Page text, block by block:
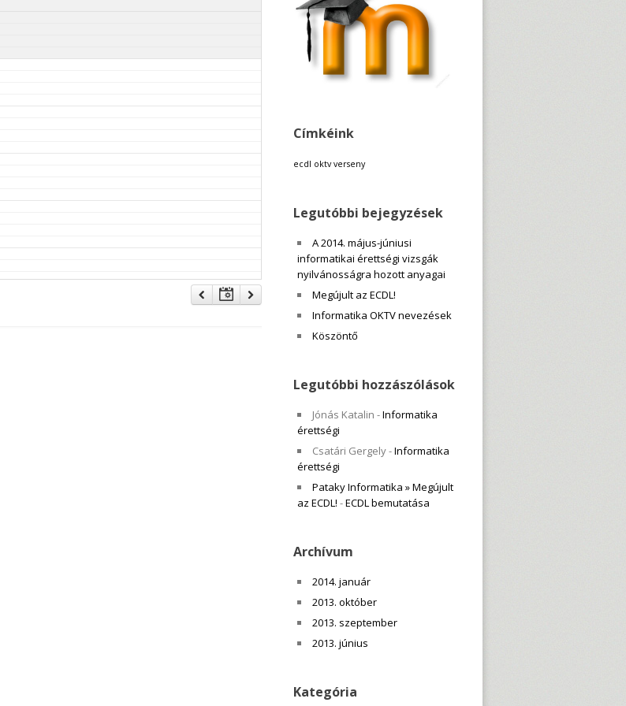
Címkéink
ecdl oktv verseny
Legutóbbi bejegyzések
A 2014. május-júniusi
informatikai érettségi vizsgák
nyilvánosságra hozott anyagai
Megújult az ECDL!
Informatika OKTV nevezések
Köszöntő
Legutóbbi hozzászólások
Jónás Katalin -Informatika
érettségi
Csatári Gergely-Informatika
érettségi
Pataky Informatika » Megújult
az ECDL! -ECDL bemutatása
Archívum
2014. január
2013. október
2013. szeptember
2013. június
Kategória